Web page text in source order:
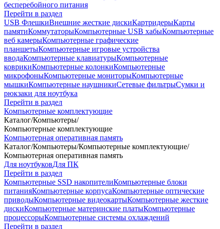
бесперебойного питания
Перейти в раздел
USB ФлешкиВнешние жесткие дискиКартридерыКарты
памятиКоммутаторыКомпьютерные USB хабыКомпьютерные
веб камерыКомпьютерные графические
планшетыКомпьютерные игровые устройства
вводаКомпьютерные клавиатурыКомпьютерные
коврикиКомпьютерные колонкиКомпьютерные
микрофоныКомпьютерные мониторыКомпьютерные
мышкиКомпьютерные наушникиСетевые фильтрыСумки и
рюкзаки для ноутбука
Перейти в раздел
Компьютерные комплектующие
Каталог/Компьютеры/
Компьютерные комплектующие
Компьютерная оперативная память
Каталог/Компьютеры/Компьютерные комплектующие/
Компьютерная оперативная память
Для ноутбуковДля ПК
Перейти в раздел
Компьютерные SSD накопителиКомпьютерные блоки
питанияКомпьютерные корпусаКомпьютерные оптические
приводыКомпьютерные видеокартыКомпьютерные жесткие
дискиКомпьютерные материнские платыКомпьютерные
процессорыКомпьютерные системы охлаждений
Перейти в раздел